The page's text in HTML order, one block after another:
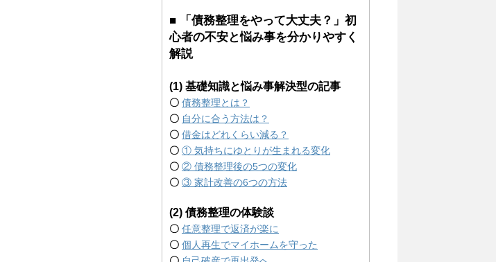
■ 「債務整理をやって大丈夫？」初
心者の不安と悩み事を分かりやすく
解説
(1) 基礎知識と悩み事解決型の記事
〇 債務整理とは？
〇 自分に合う方法は？
〇 借金はどれくらい減る？
〇 ① 気持ちにゆとりが生まれる変化
〇 ② 債務整理後の5つの変化
〇 ③ 家計改善の6つの方法
(2) 債務整理の体験談
〇 任意整理で返済が楽に
〇 個人再生でマイホームを守った